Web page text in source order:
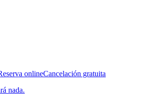
onlineCancelación gratuita
nada.